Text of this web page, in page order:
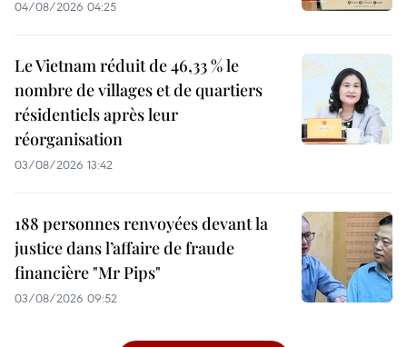
04/08/2026 04:25
Le Vietnam réduit de 46,33 % le
nombre de villages et de quartiers
résidentiels après leur
réorganisation
03/08/2026 13:42
188 personnes renvoyées devant la
justice dans l’affaire de fraude
financière "Mr Pips"
03/08/2026 09:52